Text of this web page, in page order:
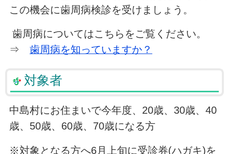
この機会に歯周病検診を受けましょう。
歯周病についてはこちらをご覧ください。
⇒ 歯周病を知っていますか？
対象者
中島村にお住まいで今年度、20歳、30歳、40
歳、50歳、60歳、70歳になる方
※対象となる方へ6月上旬に受診券(ハガキ)を